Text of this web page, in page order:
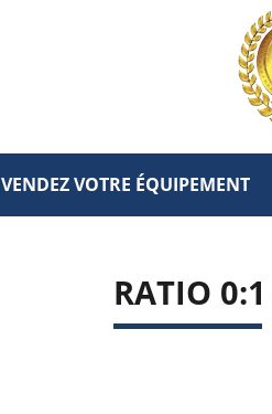
VENDEZ VOTRE ÉQUIPEMENT
RATIO